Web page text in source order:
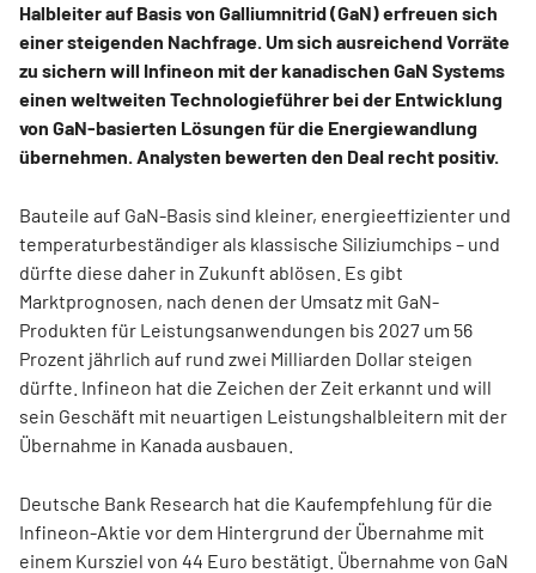
Halbleiter auf Basis von Galliumnitrid (GaN) erfreuen sich
einer steigenden Nachfrage. Um sich ausreichend Vorräte
zu sichern will Infineon mit der kanadischen GaN Systems
einen weltweiten Technologieführer bei der Entwicklung
von GaN-basierten Lösungen für die Energiewandlung
übernehmen. Analysten bewerten den Deal recht positiv.
Bauteile auf GaN-Basis sind kleiner, energieeffizienter und
temperaturbeständiger als klassische Siliziumchips – und
dürfte diese daher in Zukunft ablösen. Es gibt
Marktprognosen, nach denen der Umsatz mit GaN-
Produkten für Leistungsanwendungen bis 2027 um 56
Prozent jährlich auf rund zwei Milliarden Dollar steigen
dürfte. Infineon hat die Zeichen der Zeit erkannt und will
sein Geschäft mit neuartigen Leistungshalbleitern mit der
Übernahme in Kanada ausbauen.
Deutsche Bank Research hat die Kaufempfehlung für die
Infineon-Aktie vor dem Hintergrund der Übernahme mit
einem Kursziel von 44 Euro bestätigt. Übernahme von GaN